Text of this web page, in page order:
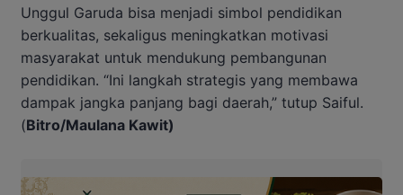
Unggul Garuda bisa menjadi simbol pendidikan
berkualitas, sekaligus meningkatkan motivasi
masyarakat untuk mendukung pembangunan
pendidikan. “Ini langkah strategis yang membawa
dampak jangka panjang bagi daerah,” tutup Saiful.
(Bitro/Maulana Kawit)